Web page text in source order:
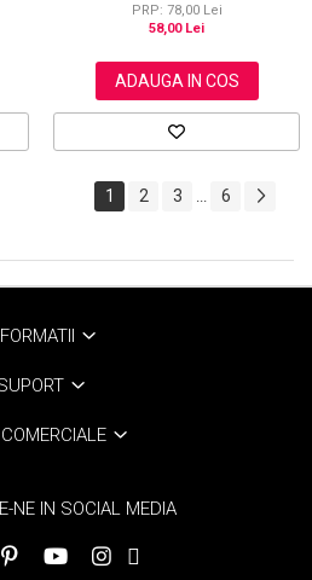
PRP: 78,00 Lei
58,00 Lei
ADAUGA IN COS
1 2 3 6
NE IN SOCIAL MEDIA